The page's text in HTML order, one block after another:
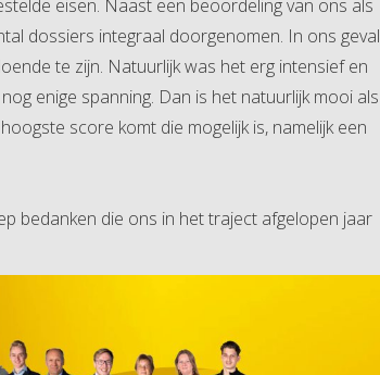
eisen. Naast een beoordeling van ons als
dossiers integraal doorgenomen. In ons geval
te zijn. Natuurlijk was het erg intensief en
enige spanning. Dan is het natuurlijk mooi als
score komt die mogelijk is, namelijk een
bedanken die ons in het traject afgelopen jaar